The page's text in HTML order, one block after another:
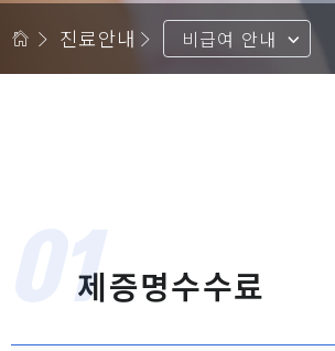
진료안내 비급여 안내
01
제증명수수료